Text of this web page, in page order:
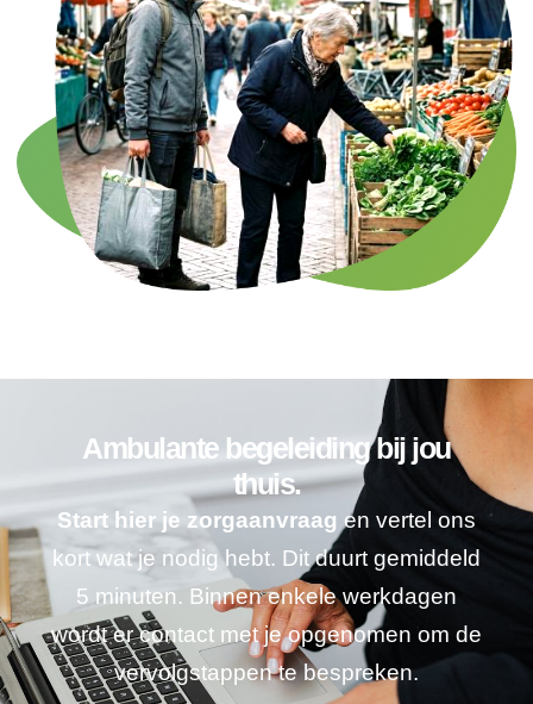
Ambulante begeleiding bij jou
thuis.
Start hier je zorgaanvraag en vertel ons
kort wat je nodig hebt. Dit duurt gemiddeld
5 minuten. Binnen enkele werkdagen
wordt er contact met je opgenomen om de
vervolgstappen te bespreken.